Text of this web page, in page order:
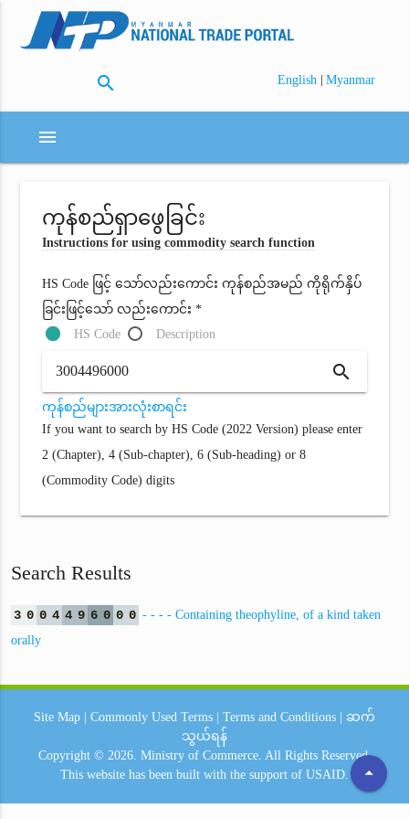
search English | Myanmar
menu
ကုန်စည်ရှာဖွေခြင်း
Instructions for using commodity search function
HS Code ဖြင့် သော်လည်းကောင်း ကုန်စည်အမည် ကိုရိုက်နှိပ်
ခြင်းဖြင့်သော် လည်းကောင်း *
HS Code
Description
search
ကုန်စည်များအားလုံးစာရင်း
If you want to search by HS Code (2022 Version) please enter
2 (Chapter), 4 (Sub-chapter), 6 (Sub-heading) or 8
(Commodity Code) digits
Search Results
3 0 0 4 4 9 6 0 0 0 - - - - Containing theophyline, of a kind taken
orally
arrow_drop_up
Site Map Commonly Used Terms Terms and Conditions
ဆက်
သွယ်ရန်
Copyright © 2026. Ministry of Commerce. All Rights Reserved.
This website has been built with the support of USAID.